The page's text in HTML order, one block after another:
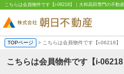
こちらは会員物件です【i-06218】｜大和高田専門の不動
TOPページ > こちらは会員物件です【i-06218】
こちらは会員物件です【i-06218